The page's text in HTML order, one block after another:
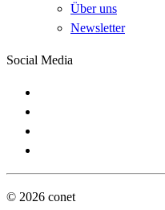
Über uns
Newsletter
Social Media
© 2026 conet